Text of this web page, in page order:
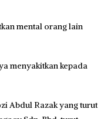
mental orang lain
menyakitkan kepada
Abdul Razak yang turut